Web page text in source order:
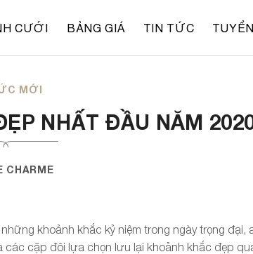
CƯỚI BẢNG GIÁ TIN TỨC
MỚI
NHẤT ĐẦU NĂM
CHARME
khoảnh khắc kỷ niệm trong ngày trọng đại,
các cặp đôi lựa chọn lưu lại khoảnh khắc đẹp